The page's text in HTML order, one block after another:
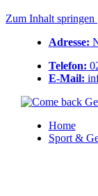
Zum Inhalt springen
Adresse:
Telefon:
E-Mail:
Home
Sport &